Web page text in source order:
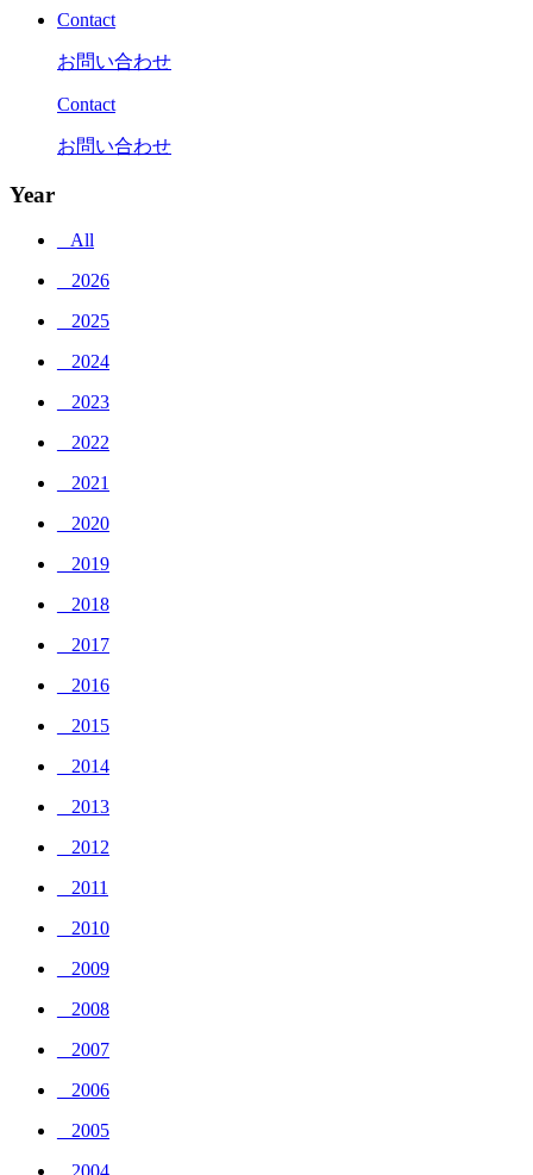
Contact
お問い合わせ
Contact
お問い合わせ
Year
_ All
_ 2026
_ 2025
_ 2024
_ 2023
_ 2022
_ 2021
_ 2020
_ 2019
_ 2018
_ 2017
_ 2016
_ 2015
_ 2014
_ 2013
_ 2012
_ 2011
_ 2010
_ 2009
_ 2008
_ 2007
_ 2006
_ 2005